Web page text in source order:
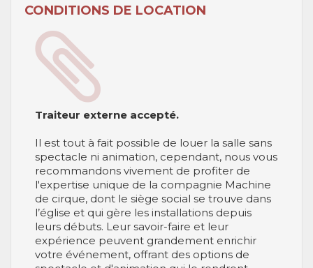
CONDITIONS DE LOCATION
Traiteur externe accepté.
Il est tout à fait possible de louer la salle sans
spectacle ni animation, cependant, nous vous
recommandons vivement de profiter de
l'expertise unique de la compagnie Machine
de cirque, dont le siège social se trouve dans
l’église et qui gère les installations depuis
leurs débuts. Leur savoir-faire et leur
expérience peuvent grandement enrichir
votre événement, offrant des options de